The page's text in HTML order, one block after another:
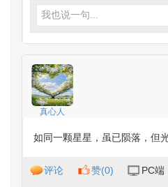
我也说一句...
真心人
如同一颗星星，虽已陨落，但
评论 赞(0) PC端